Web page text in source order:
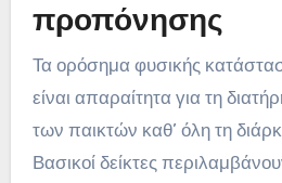
προπόνησης
Τα ορόσημα φυσικής
είναι απαραίτητα για τη
των παικτών καθ’ όλη τη
Βασικοί δείκτες